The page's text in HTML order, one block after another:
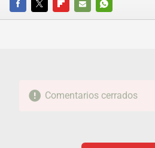
FACEBOOKTWITTERFLIPBOARD
E-
WHATSAPP
Comentarios cerrados